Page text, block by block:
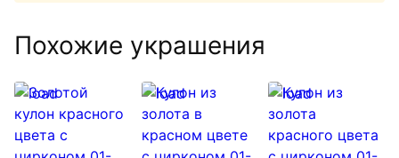
Похожие украшения